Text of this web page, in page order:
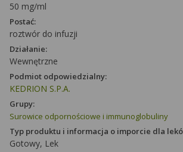
50 mg/ml
Postać:
roztwór do infuzji
Działanie:
Wewnętrzne
Podmiot odpowiedzialny:
KEDRION S.P.A.
Grupy:
Surowice odpornościowe i immunoglobuliny
Typ produktu i informacja o imporcie dla
Gotowy, Lek